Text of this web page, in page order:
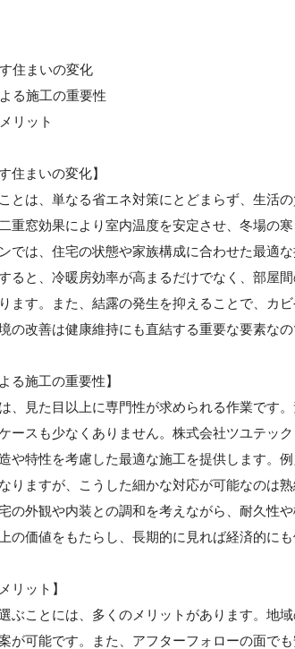
住まいの変化
る施工の重要性
リット
住まいの変化】
とは、単なる省エネ対策にとどまらず、生活
重窓効果により室内温度を安定させ、冬場の
では、住宅の状態や家族構成に合わせた最適
ると、冷暖房効率が高まるだけでなく、部屋
ます。また、結露の発生を抑えることで、カ
の改善は健康維持にも直結する重要な要素なの
る施工の重要性】
、見た目以上に専門性が求められる作業です
ースも少なくありません。株式会社ツユテッ
や特性を考慮した最適な施工を提供します。
りますが、こうした細かな対応が可能なのは
の外観や内装との調和を考えながら、耐久性
の価値をもたらし、長期的に見れば経済的にも
リット】
ぶことには、多くのメリットがあります。地
が可能です。また、アフターフォローの面で